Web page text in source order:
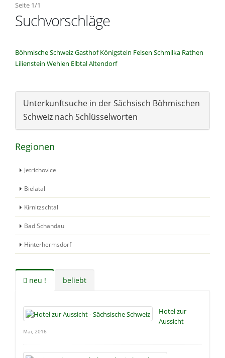
Seite 1/1
Suchvorschläge
Böhmische SchweizGasthof Königstein Felsen Schmilka Rathen
Lilienstein Wehlen ElbtalAltendorf
Unterkunftsuche in der Sächsisch Böhmischen
Schweiz nach Schlüsselworten
Regionen
Jetrichovice
Bielatal
Kirnitzschtal
Bad Schandau
Hinterhermsdorf
neu ! beliebt
Hotel zur
Aussicht
Mai, 2016